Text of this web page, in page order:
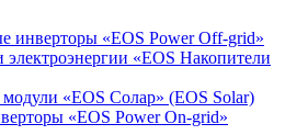
инверторы «EOS Power Off-grid»
электроэнергии «EOS Накопители
«EOS Солар» (EOS Solar)
«EOS Power On-grid»